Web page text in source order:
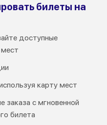
билеты на
доступные
мест
карту мест
заказа с мгновенной
билета